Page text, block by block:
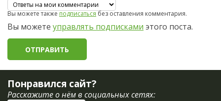
Вы можете такжеподписатьсябез оставления комментария.
Вы можете управлять подписками этого поста.
Понравился сайт?
Расскажите о нём в социальных сетях: